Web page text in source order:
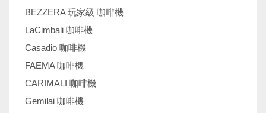
BEZZERA 玩家級 咖啡機
LaCimbali 咖啡機
Casadio 咖啡機
FAEMA 咖啡機
CARIMALI 咖啡機
Gemilai 咖啡機